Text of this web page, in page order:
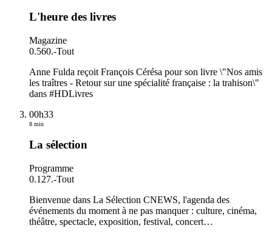
L'heure des livres
Magazine
0.560.-Tout
Anne Fulda reçoit François Cérésa pour son livre \"Nos amis
les traîtres - Retour sur une spécialité française : la trahison\"
dans #HDLivres
00h33
8 min
La sélection
Programme
0.127.-Tout
Bienvenue dans La Sélection CNEWS, l'agenda des
événements du moment à ne pas manquer : culture, cinéma,
théâtre, spectacle, exposition, festival, concert…